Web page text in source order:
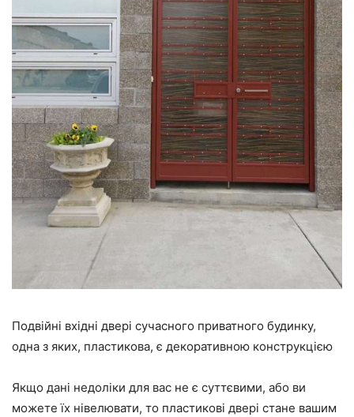
Подвійні вхідні двері сучасного приватного будинку,
одна з яких, пластикова, є декоративною конструкцією
Якщо дані недоліки для вас не є суттєвими, або ви
можете їх нівелювати, то пластикові двері стане вашим